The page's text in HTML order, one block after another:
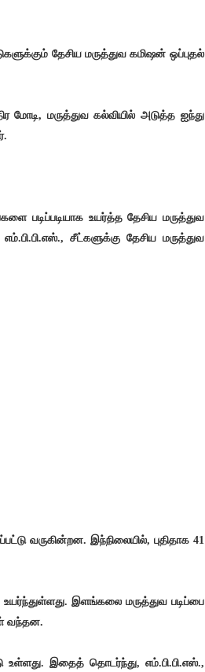
தேசிய மருத்துவ கமிஷன் ஒப்புதல்
மோடி, மருத்துவ கல்வியில் அடுத்த ஐந்து
படிப்படியாக உயர்த்த தேசிய மருத்துவ
சீட்களுக்கு தேசிய மருத்துவ
வருகின்றன. இந்நிலையில், புதிதாக 41
இளங்கலை மருத்துவ படிப்பை
வந்தன.
உள்ளது. இதைத் தொடர்ந்து, எம்.பி.பி.எஸ்.,